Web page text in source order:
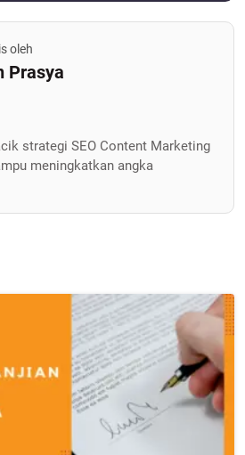
oleh
Prasya
strategi SEO Content Marketing
meningkatkan angka